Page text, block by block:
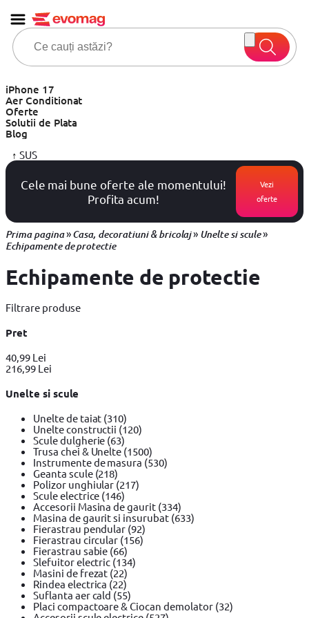
iPhone 17
Aer Conditionat
Oferte
Solutii de Plata
Blog
↑ SUS
Cele mai bune oferte ale momentului!
Profita acum!
Vezi
oferte
Prima pagina»Casa, decoratiuni & bricolaj» Unelte si scule»
Echipamente de protectie
Echipamente de protectie
Filtrare produse
Pret
40,99 Lei
216,99 Lei
Unelte si scule
Unelte de taiat (310)
Unelte constructii (120)
Scule dulgherie (63)
Trusa chei & Unelte(1500)
Instrumente de masura (530)
Geanta scule (218)
Polizor unghiular(217)
Scule electrice (146)
Accesorii Masina de gaurit (334)
Masina de gaurit si insurubat (633)
Fierastrau pendular (92)
Fierastrau circular (156)
Fierastrau sabie (66)
Slefuitor electric(134)
Masini de frezat (22)
Rindea electrica (22)
Suflanta aer cald(55)
Placi compactoare & Ciocan demolator (32)